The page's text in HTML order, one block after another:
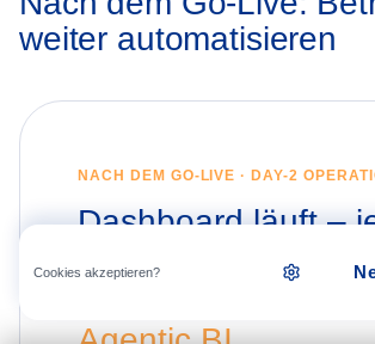
weiter automatisieren
NACH DEM GO-LIVE · DAY-2
Dashboard läuft –
automatisiert
Cookies akzeptieren?